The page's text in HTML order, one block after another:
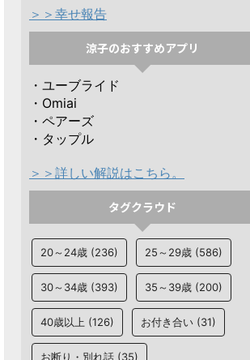
＞＞幸せ報告
涼子のおすすめアプリ
・ユーブライド
・Omiai
・ペアーズ
・タップル
＞＞詳しい解説はこちら。
タグクラウド
20～24歳 (236) 25～29歳 (586)
30～34歳 (393) 35～39歳 (200)
40歳以上 (126) お付き合い (31)
お断り・別れ話 (35)